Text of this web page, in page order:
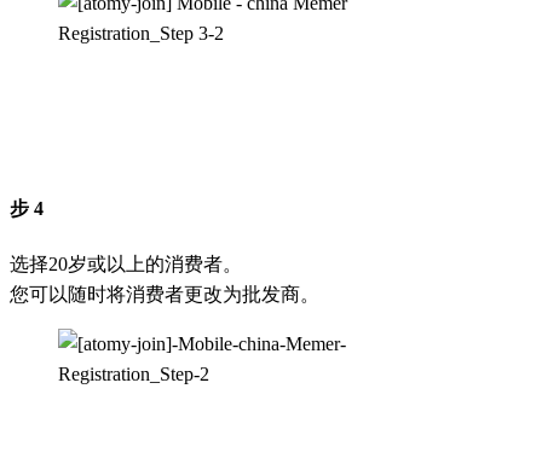
步 4
选择20岁或以上的消费者。
您可以随时将消费者更改为批发商。